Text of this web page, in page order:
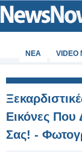
ΝΕΑ VIDEO
Εικόνες Που
Σας! -